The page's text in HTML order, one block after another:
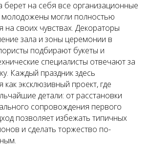
берет на себя все организационные
могли полностью
на своих чувствах. Декораторы
зала и зоны церемонии в
подбирают букеты и
специалисты отвечают за
Каждый праздник здесь
как эксклюзивный проект, где
детали: от расстановки
сопровождения первого
позволяет избежать типичных
и сделать торжество по-